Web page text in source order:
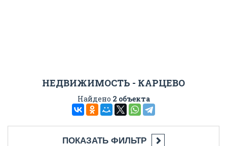
НЕДВИЖИМОСТЬ - КАРЦЕВО
Найдено 2 объекта
ПОКАЗАТЬ ФИЛЬТР